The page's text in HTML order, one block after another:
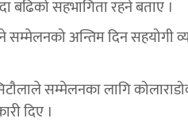
बढिको सहभागिता रहने बताए ।
सम्मेलनको अन्तिम दिन सहयोगी
सम्मेलनका लागि
दिए ।